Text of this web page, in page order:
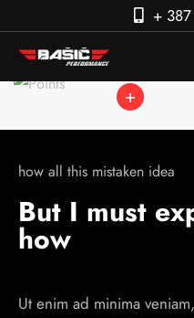
+
how all this mistaken idea
But I must
how
Ut enim ad minima